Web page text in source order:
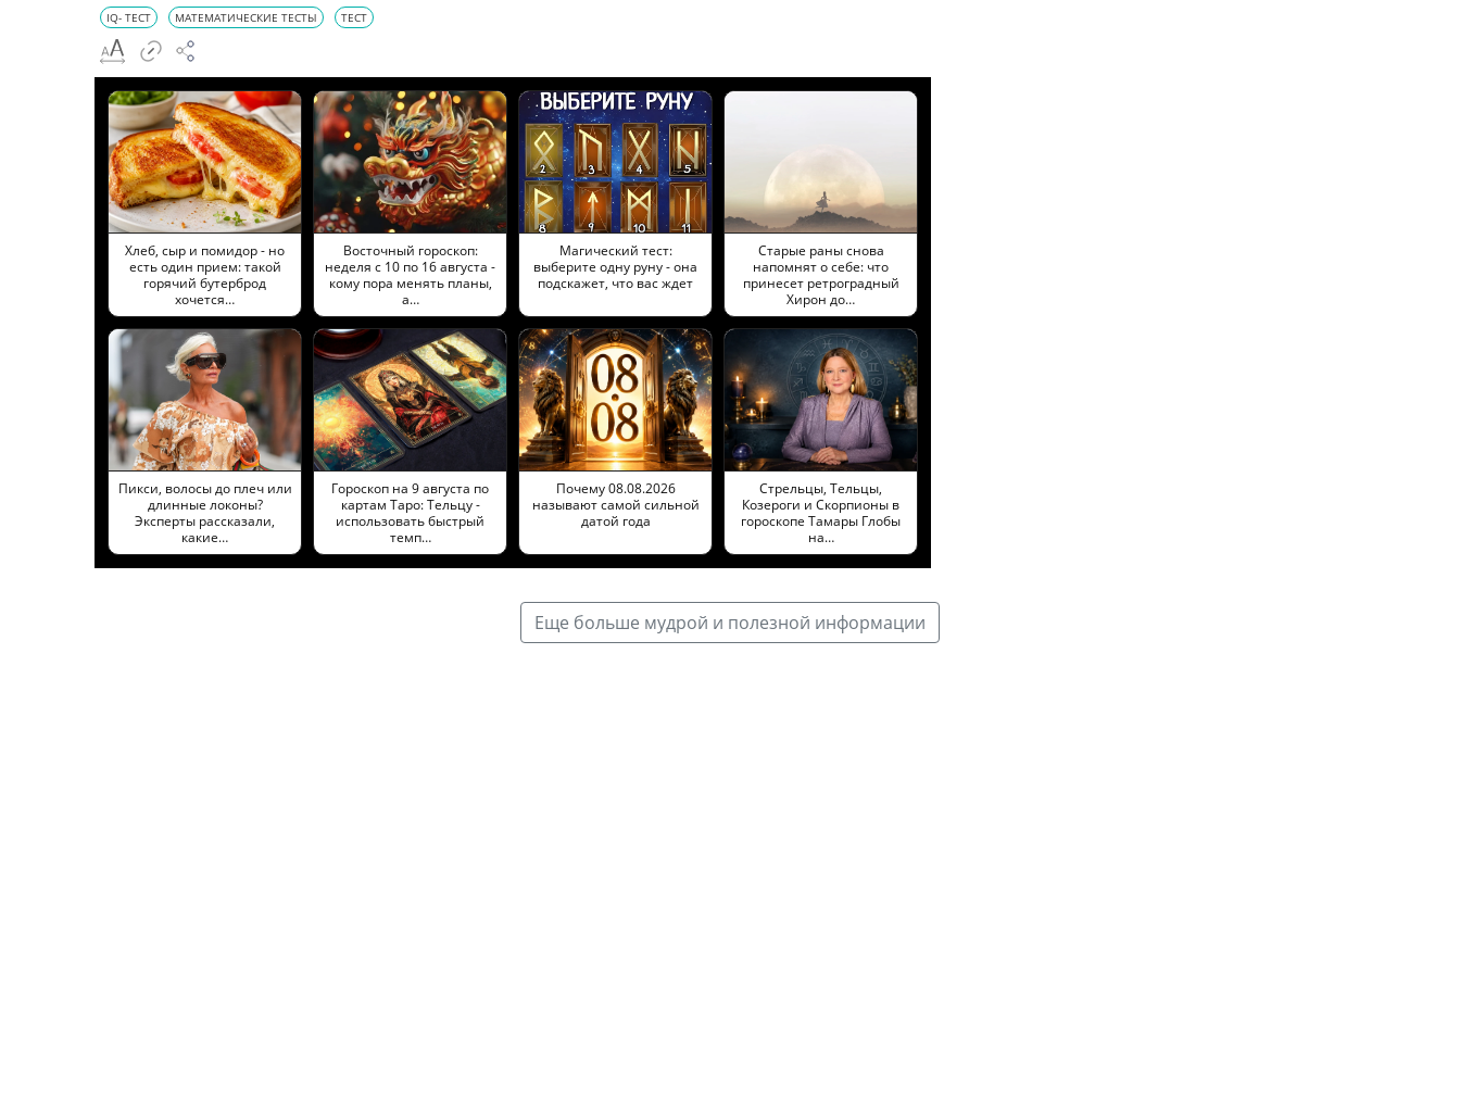
IQ- ТЕСТ МАТЕМАТИЧЕСКИЕ ТЕСТЫ ТЕСТ
Хлеб, сыр и помидор - но
есть один прием: такой
горячий бутерброд
хочется…
Восточный гороскоп:
неделя с 10 по 16 августа -
кому пора менять планы,
а…
Магический тест:
выберите одну руну - она
подскажет, что вас ждет
Старые раны снова
напомнят о себе: что
принесет ретроградный
Хирон до…
Пикси, волосы до плеч или
длинные локоны?
Эксперты рассказали,
какие…
Гороскоп на 9 августа по
картам Таро: Тельцу -
использовать быстрый
темп…
Почему 08.08.2026
называют самой сильной
датой года
Стрельцы, Тельцы,
Козероги и Скорпионы в
гороскопе Тамары Глобы
на…
Еще больше мудрой и полезной информации